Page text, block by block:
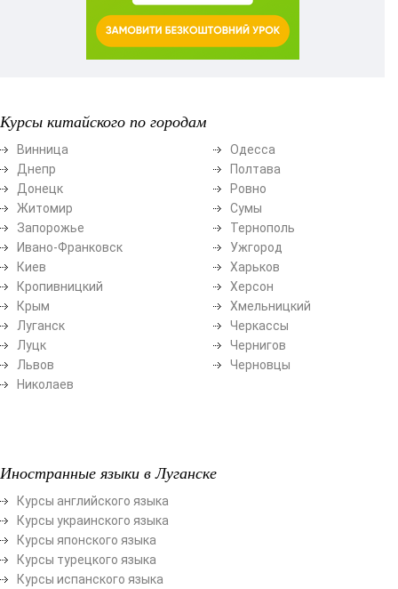
Курсы китайского по городам
Винница
Днепр
Донецк
Житомир
Запорожье
Ивано-Франковск
Киев
Кропивницкий
Крым
Луганск
Луцк
Львов
Николаев
Одесса
Полтава
Ровно
Сумы
Тернополь
Ужгород
Харьков
Херсон
Хмельницкий
Черкассы
Чернигов
Черновцы
Иностранные языки в Луганске
Курсы английского языка
Курсы украинского языка
Курсы японского языка
Курсы турецкого языка
Курсы испанского языка